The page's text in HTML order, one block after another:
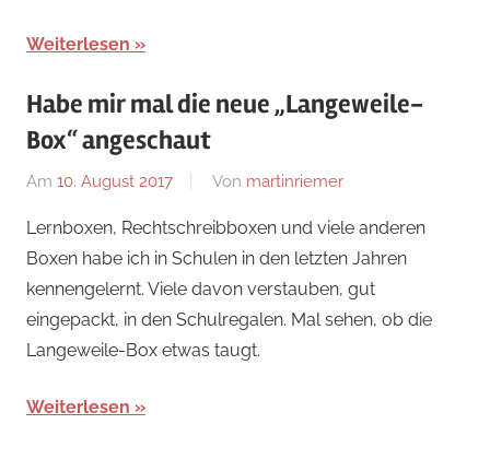
Weiterlesen
Habe mir mal die neue „Langeweile-
Box“ angeschaut
Am 10. August 2017 Von martinriemer
Lernboxen, Rechtschreibboxen und viele anderen
Boxen habe ich in Schulen in den letzten Jahren
kennengelernt. Viele davon verstauben, gut
eingepackt, in den Schulregalen. Mal sehen, ob die
Langeweile-Box etwas taugt.
Weiterlesen